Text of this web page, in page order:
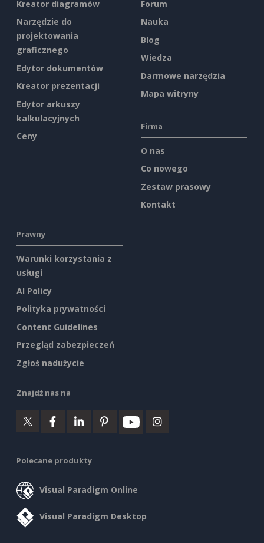
Kreator diagramów
Narzędzie do
projektowania
graficznego
Edytor dokumentów
Kreator prezentacji
Edytor arkuszy
kalkulacyjnych
Ceny
Forum
Nauka
Blog
Wiedza
Darmowe narzędzia
Mapa witryny
Firma
O nas
Co nowego
Zestaw prasowy
Kontakt
Prawny
Warunki korzystania z
usługi
AI Policy
Polityka prywatności
Content Guidelines
Przegląd zabezpieczeń
Zgłoś nadużycie
Znajdź nas na
Polecane produkty
Visual Paradigm Online
Visual Paradigm Desktop